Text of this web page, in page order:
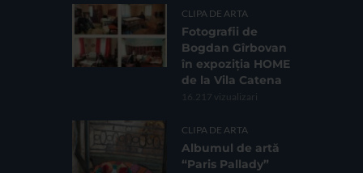
CLIPA DE ARTA
Fotografii de
Bogdan Gîrbovan
în expoziția HOME
de la Vila Catena
16.217 vizualizari
CLIPA DE ARTA
Albumul de artă
“Paris Pallady”